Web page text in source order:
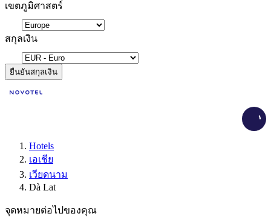
เขตภูมิศาสตร์
สกุลเงิน
ยืนยันสกุลเงิน
Hotels
เอเชีย
เวียดนาม
Dà Lat
จุดหมายต่อไปของคุณ